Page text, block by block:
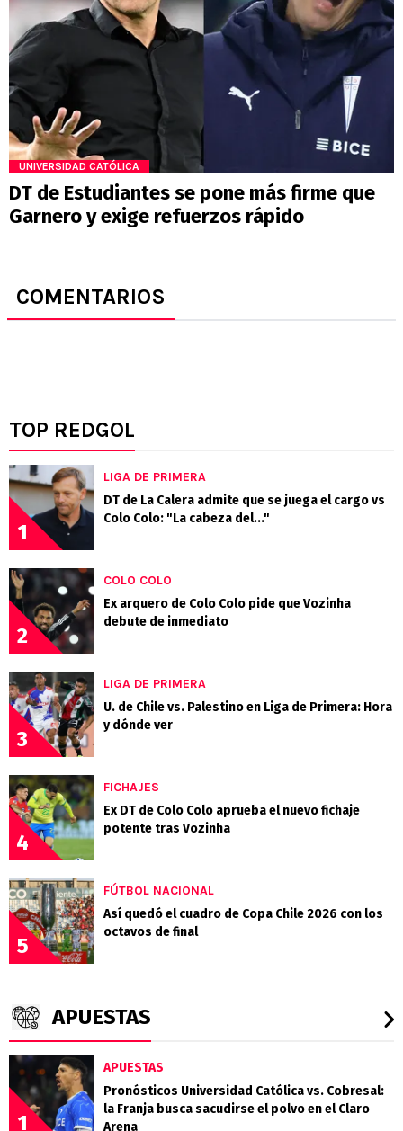
UNIVERSIDAD CATÓLICA
DT de Estudiantes se pone más firme que
Garnero y exige refuerzos rápido
COMENTARIOS
TOP REDGOL
1
LIGA DE PRIMERA
DT de La Calera admite que se juega el cargo vs
Colo Colo: "La cabeza del..."
2
COLO COLO
Ex arquero de Colo Colo pide que Vozinha
debute de inmediato
3
LIGA DE PRIMERA
U. de Chile vs. Palestino en Liga de Primera: Hora
y dónde ver
4
FICHAJES
Ex DT de Colo Colo aprueba el nuevo fichaje
potente tras Vozinha
5
FÚTBOL NACIONAL
Así quedó el cuadro de Copa Chile 2026 con los
octavos de final
APUESTAS
1
APUESTAS
Pronósticos Universidad Católica vs. Cobresal:
la Franja busca sacudirse el polvo en el Claro
Arena